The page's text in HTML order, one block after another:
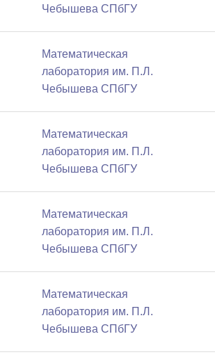
Чебышева СПбГУ
Математичеcкая
лаборатория им. П.Л.
Чебышева СПбГУ
Математичеcкая
лаборатория им. П.Л.
Чебышева СПбГУ
Математичеcкая
лаборатория им. П.Л.
Чебышева СПбГУ
Математичеcкая
лаборатория им. П.Л.
Чебышева СПбГУ